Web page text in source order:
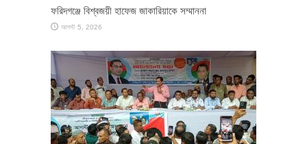
ফরিদগঞ্জে বিশ্বজয়ী হাফেজ জাকারিয়াকে সম্মাননা
আগস্ট 5, 2026